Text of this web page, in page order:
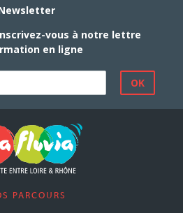
vous à notre lettre
en ligne
PARCOURS